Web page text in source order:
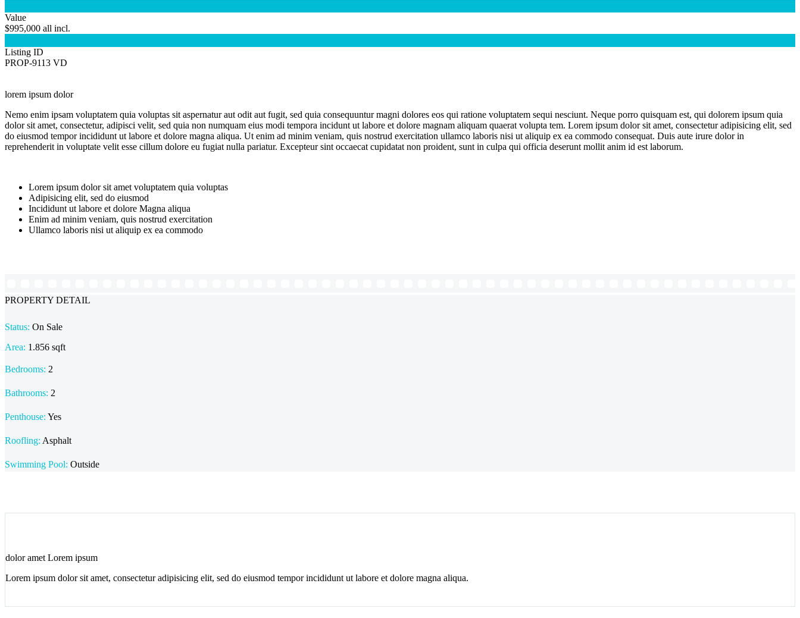
Value
$995,000 all incl.
Listing ID
PROP-9113 VD
lorem ipsum dolor
Nemo enim ipsam voluptatem quia voluptas sit aspernatur aut odit aut fugit, sed quia consequuntur magni dolores eos qui ratione voluptatem sequi nesciunt. Neque porro quisquam est, qui dolorem ipsum quia
dolor sit amet, consectetur, adipisci velit, sed quia non numquam eius modi tempora incidunt ut labore et dolore magnam aliquam quaerat volupta tem. Lorem ipsum dolor sit amet, consectetur adipisicing elit, sed
do eiusmod tempor incididunt ut labore et dolore magna aliqua. Ut enim ad minim veniam, quis nostrud exercitation ullamco laboris nisi ut aliquip ex ea commodo consequat. Duis aute irure dolor in
reprehenderit in voluptate velit esse cillum dolore eu fugiat nulla pariatur. Excepteur sint occaecat cupidatat non proident, sunt in culpa qui officia deserunt mollit anim id est laborum.
Lorem ipsum dolor sit amet voluptatem quia voluptas
Adipisicing elit, sed do eiusmod
Incididunt ut labore et dolore Magna aliqua
Enim ad minim veniam, quis nostrud exercitation
Ullamco laboris nisi ut aliquip ex ea commodo
PROPERTY DETAIL
Status: On Sale
Area: 1.856 sqft
Bedrooms: 2
Bathrooms: 2
Penthouse: Yes
Roofling: Asphalt
Swimming Pool: Outside
dolor amet Lorem ipsum
Lorem ipsum dolor sit amet, consectetur adipisicing elit, sed do eiusmod tempor incididunt ut labore et dolore magna aliqua.